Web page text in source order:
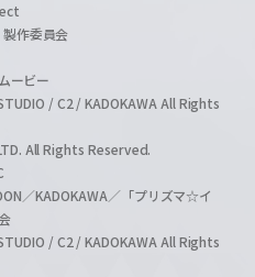
作委員会
ービー
/ C2 / KADOKAWA All Rights
All Rights Reserved.
／KADOKAWA／「プリズマ☆イ
/ C2 / KADOKAWA All Rights